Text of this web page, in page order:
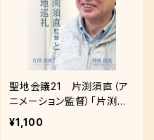
聖地会議21 片渕須直（ア
ニメーション監督）「片渕須
直監督と聖地巡礼」
¥1,100